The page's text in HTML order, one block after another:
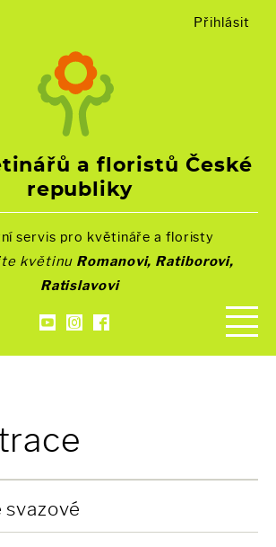
a floristů České
republiky
Přihlásit
servis pro květináře a floristy
květinu Romanovi, Ratiborovi,
Ratislavovi
svazové